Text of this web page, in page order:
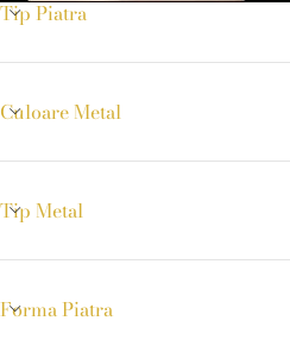
Tip Piatra
Culoare Metal
Tip Metal
Forma Piatra